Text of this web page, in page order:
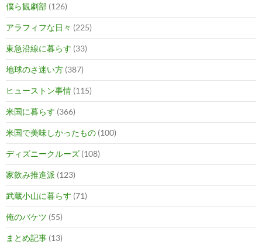
僕ら観劇部 (126)
アラフィフな日々 (225)
東急沿線に暮らす (33)
地球のさ迷い方 (387)
ヒューストン事情 (115)
米国に暮らす (366)
米国で美味しかったもの (100)
ディズニークルーズ (108)
家飲み推進派 (123)
武蔵小山に暮らす (71)
俺のバケツ (55)
まとめ記事 (13)